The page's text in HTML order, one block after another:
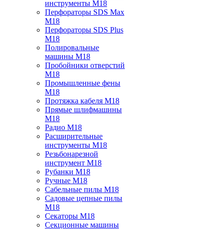
инструменты M18
Перфораторы SDS Max
M18
Перфораторы SDS Plus
M18
Полировальные
машины M18
Пробойники отверстий
M18
Промышленные фены
M18
Протяжка кабеля M18
Прямые шлифмашины
M18
Радио M18
Расширительные
инструменты M18
Резьбонарезной
инструмент M18
Рубанки M18
Ручные M18
Сабельные пилы M18
Садовые цепные пилы
M18
Секаторы M18
Секционные машины